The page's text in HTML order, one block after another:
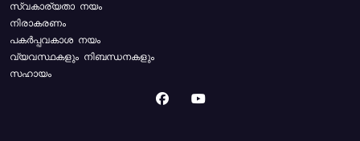
സ്വകാര്യതാ നയം
നിരാകരണം
പകർപ്പവകാശ നയം
വ്യവസ്ഥകളും നിബന്ധനകളും
സഹായം